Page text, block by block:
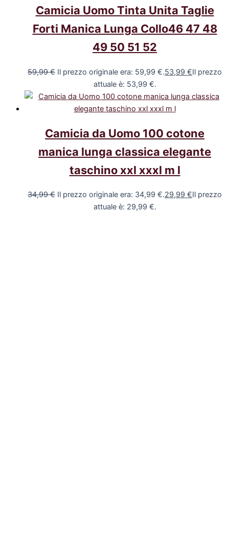
Camicia Uomo Tinta Unita Taglie
Forti Manica Lunga Collo46 47 48
49 50 51 52
59,99€ Il prezzo originale era: 59,99 €.53,99 €Il prezzo
attuale è: 53,99 €.
Camicia da Uomo 100 cotone
manica lunga classica elegante
taschino xxl xxxl m l
34,99€ Il prezzo originale era: 34,99 €.29,99 €Il prezzo
attuale è: 29,99 €.